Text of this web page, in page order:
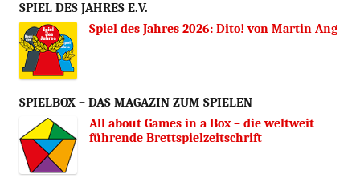
SPIEL DES JAHRES E.V.
Spiel des Jahres 2026: Dito! von Martin Ang
SPIELBOX – DAS MAGAZIN ZUM SPIELEN
All about Games in a Box – die weltweit
führende Brettspielzeitschrift